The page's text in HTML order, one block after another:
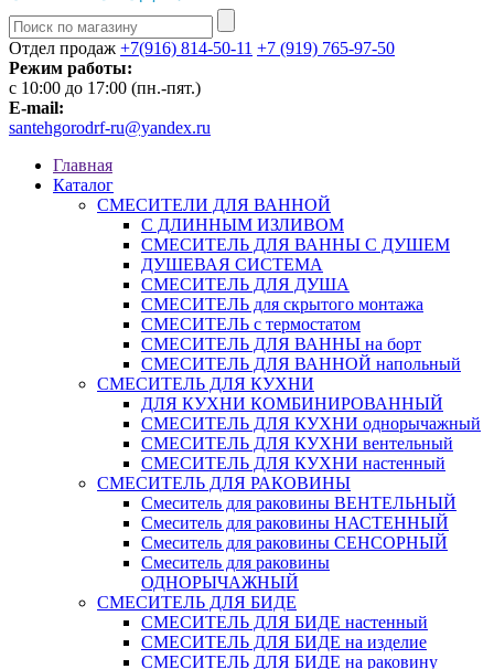
Отдел продаж +7(916) 814-50-11 +7 (919) 765-97-50
Режим работы:
c 10:00 до 17:00 (пн.-пят.)
E-mail:
santehgorodrf-ru@yandex.ru
Главная
Каталог
СМЕСИТЕЛИ ДЛЯ ВАННОЙ
С ДЛИННЫМ ИЗЛИВОМ
СМЕСИТЕЛЬ ДЛЯ ВАННЫ С ДУШЕМ
ДУШЕВАЯ СИСТЕМА
СМЕСИТЕЛЬ ДЛЯ ДУША
СМЕСИТЕЛЬ для скрытого монтажа
СМЕСИТЕЛЬ с термостатом
СМЕСИТЕЛЬ ДЛЯ ВАННЫ на борт
СМЕСИТЕЛЬ ДЛЯ ВАННОЙ напольный
СМЕСИТЕЛЬ ДЛЯ КУХНИ
ДЛЯ КУХНИ КОМБИНИРОВАННЫЙ
СМЕСИТЕЛЬ ДЛЯ КУХНИ однорычажный
СМЕСИТЕЛЬ ДЛЯ КУХНИ вентельный
СМЕСИТЕЛЬ ДЛЯ КУХНИ настенный
СМЕСИТЕЛЬ ДЛЯ РАКОВИНЫ
Смеситель для раковины ВЕНТЕЛЬНЫЙ
Смеситель для раковины НАСТЕННЫЙ
Смеситель для раковины СЕНСОРНЫЙ
Смеситель для раковины
ОДНОРЫЧАЖНЫЙ
СМЕСИТЕЛЬ ДЛЯ БИДЕ
СМЕСИТЕЛЬ ДЛЯ БИДЕ настенный
СМЕСИТЕЛЬ ДЛЯ БИДЕ на изделие
СМЕСИТЕЛЬ ДЛЯ БИДЕ на раковину